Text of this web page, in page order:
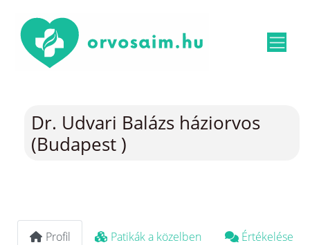
Dr. Udvari Balázs háziorvos
(Budapest )
Profil Patikák a közelben Értékelések